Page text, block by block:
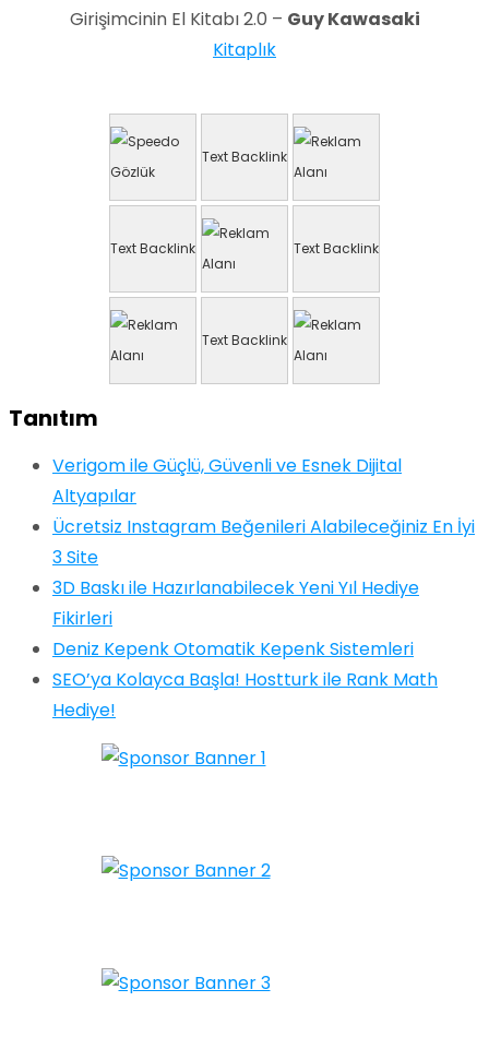
Girişimcinin El Kitabı 2.0 – Guy Kawasaki
Kitaplık
Text Backlink
Text Backlink Text Backlink
Text Backlink
Tanıtım
Verigom ile Güçlü, Güvenli ve Esnek Dijital
Altyapılar
Ücretsiz Instagram Beğenileri Alabileceğiniz En İyi
3 Site
3D Baskı ile Hazırlanabilecek Yeni Yıl Hediye
Fikirleri
Deniz Kepenk Otomatik Kepenk Sistemleri
SEO’ya Kolayca Başla! Hostturk ile Rank Math
Hediye!